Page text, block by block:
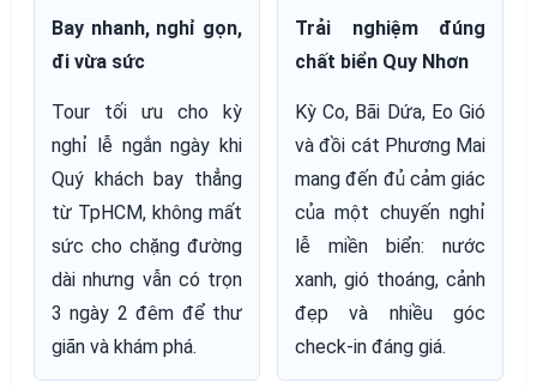
Bay nhanh, nghỉ gọn,
đi vừa sức
Tour tối ưu cho kỳ
nghỉ lễ ngắn ngày khi
Quý khách bay thẳng
từ TpHCM, không mất
sức cho chặng đường
dài nhưng vẫn có trọn
3 ngày 2 đêm để thư
giãn và khám phá.
Trải nghiệm đúng
chất biển Quy Nhơn
Kỳ Co, Bãi Dứa, Eo Gió
và đồi cát Phương Mai
mang đến đủ cảm giác
của một chuyến nghỉ
lễ miền biển: nước
xanh, gió thoáng, cảnh
đẹp và nhiều góc
check-in đáng giá.